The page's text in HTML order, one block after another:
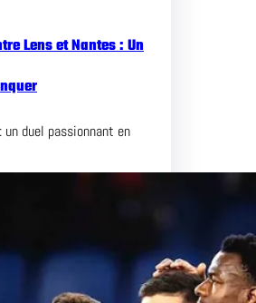
Lens et Nantes : Un
duel passionnant en